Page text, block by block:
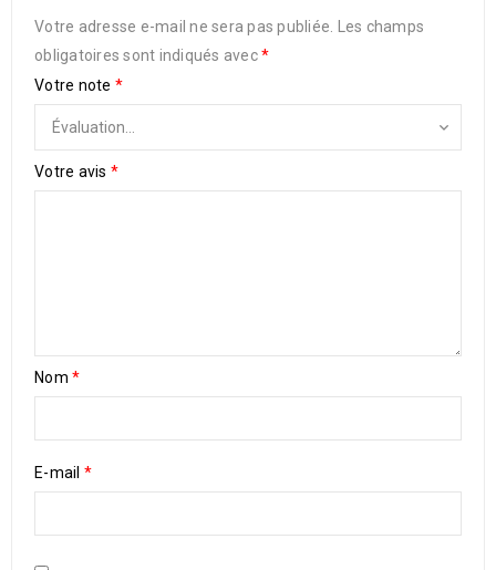
Votre adresse e-mail ne sera pas publiée.
Les champs
obligatoires sont indiqués avec*
Votre note *
Votre avis *
Nom *
E-mail *